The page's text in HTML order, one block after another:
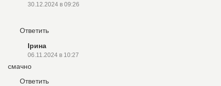
30.12.2024 в 09:26
Ответить
Ірина
06.11.2024 в 10:27
смачно
Ответить